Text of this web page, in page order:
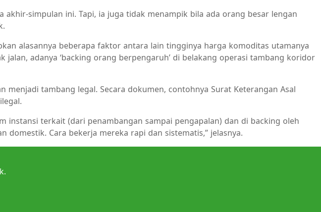
simpulan ini. Tapi, ia juga tidak menampik bila ada orang besar lengan
alasannya beberapa faktor antara lain tingginya harga komoditas utamanya
adanya ‘backing orang berpengaruh’ di belakang operasi tambang koridor
tambang legal. Secara dokumen, contohnya Surat Keterangan Asal
terkait (dari penambangan sampai pengapalan) dan di backing oleh
domestik. Cara bekerja mereka rapi dan sistematis,” jelasnya.